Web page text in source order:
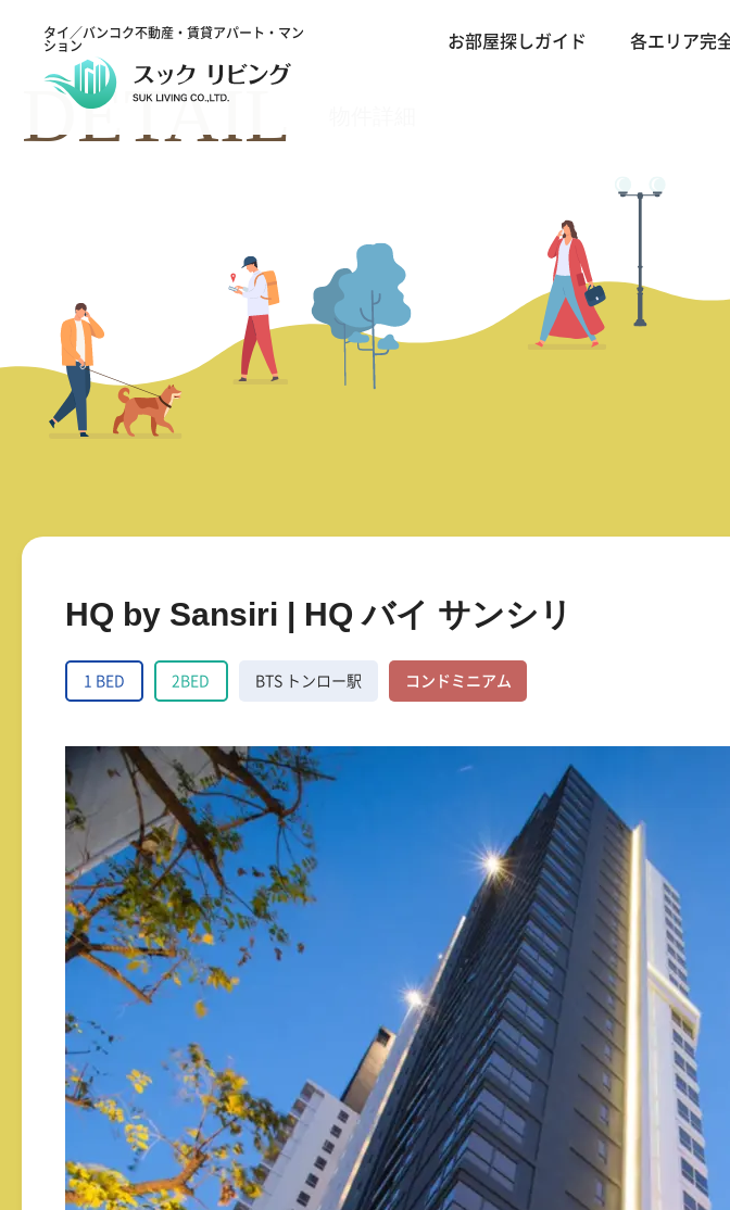
タイ／バンコク不動産・賃貸アパート・マン
ション
お部屋探しガイド 各エリア完
DETAIL
HQ by Sansiri | HQ バイ サンシリ
1 BED 2BED BTS トンロー駅 コンドミニアム